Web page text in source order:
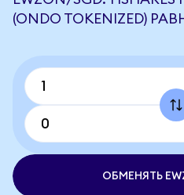
(ONDO TOKENIZED)
ОБМЕНЯТЬ